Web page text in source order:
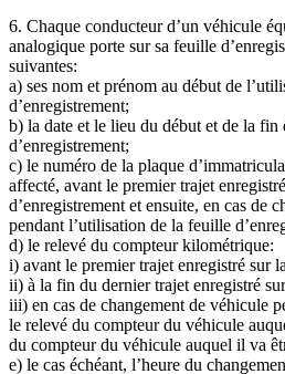
6. Chaque conducteur d’un véhicule
analogique porte sur sa feuille
suivantes:
a) ses nom et prénom au début de
d’enregistrement;
b) la date et le lieu du début et de la
d’enregistrement;
c) le numéro de la plaque
affecté, avant le premier trajet
d’enregistrement et ensuite, en cas de
pendant l’utilisation de la feuille
d) le relevé du compteur kilométrique:
i) avant le premier trajet enregistré sur
ii) à la fin du dernier trajet enregistré
iii) en cas de changement de véhicule
le relevé du compteur du véhicule
du compteur du véhicule auquel il va
e) le cas échéant, l’heure du